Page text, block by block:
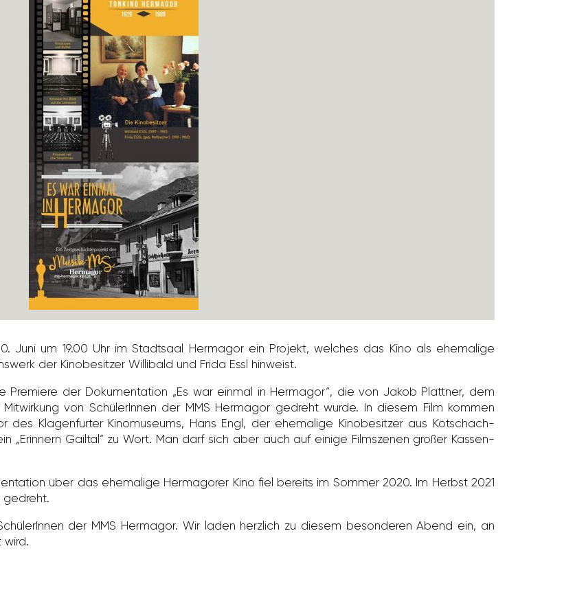
Juni um 19.00 Uhr im Stadt­saal Hermagor ein Projekt, welches das Kino als ehema­lige
der Kino­be­sitzer Willi­bald und Frida Essl hinweist.
Premiere der Doku­men­ta­tion „Es war einmal in Hermagor“, die von Jakob Plattner, dem
von Schü­le­rInnen der MMS Hermagor gedreht wurde. In diesem Film kommen
des Klagen­furter Kino­mu­seums, Hans Engl, der ehema­lige Kino­be­sitzer aus Kötschach-
„Erin­nern Gailtal“ zu Wort. Man darf sich aber auch auf einige Film­szenen großer Kassen­
über das ehema­lige Herma­gorer Kino fiel bereits im Sommer 2020. Im Herbst 2021
gedreht.
der MMS Hermagor. Wir laden herz­lich zu diesem beson­deren Abend ein, an